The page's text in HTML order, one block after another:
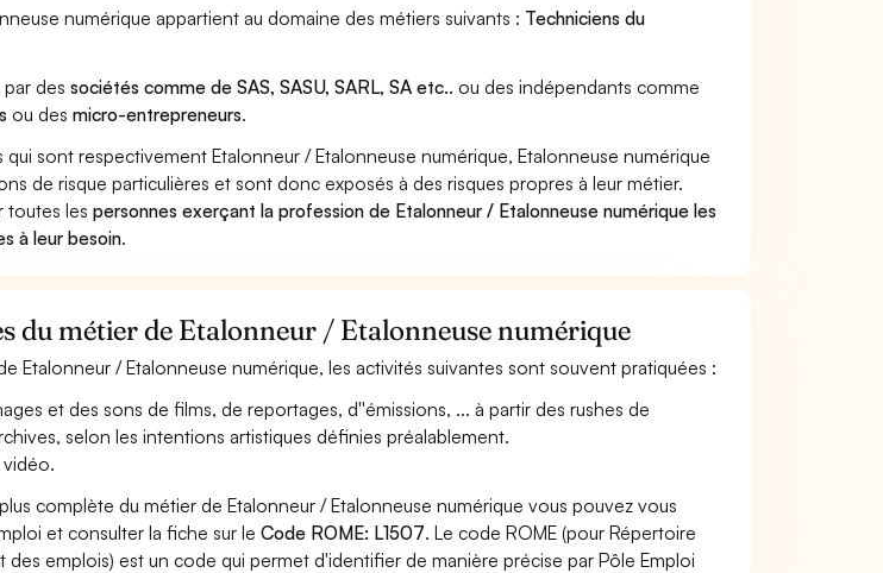
numérique appartient au domaine des métiers suivants : Techniciens du
par dessociétés comme de SAS, SASU, SARL, SA etc.. ou des indépendants comme
ou desmicro-entrepreneurs.
sont respectivement Etalonneur / Etalonneuse numérique, Etalonneuse numérique
de risque particulières et sont donc exposés à des risques propres à leur métier.
toutes lespersonnes exerçant la profession de Etalonneur / Etalonneuse numérique les
à leur besoin.
du métier de Etalonneur / Etalonneuse numérique
Etalonneur / Etalonneuse numérique, les activités suivantes sont souvent pratiquées :
et des sons de films, de reportages, d''émissions, ... à partir des rushes de
selon les intentions artistiques définies préalablement.
complète du métier de Etalonneur / Etalonneuse numérique vous pouvez vous
et consulter la fiche sur leCode ROME: L1507. Le code ROME (pour Répertoire
emplois) est un code qui permet d'identifier de manière précise par Pôle Emploi